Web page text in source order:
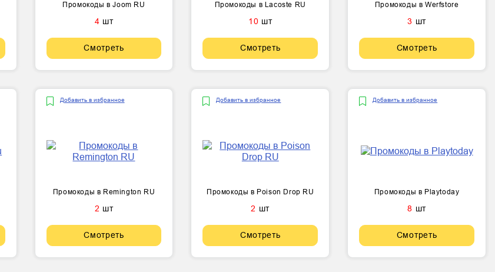
Промокоды в Joom RU
4 шт
Смотреть
Промокоды в Lacoste RU
10 шт
Смотреть
Промокоды в Werfstore
3 шт
Смотреть
Добавить в избранное
Промокоды в Remington RU
2 шт
Смотреть
Добавить в избранное
Промокоды в Poison Drop RU
2 шт
Смотреть
Добавить в избранное
Промокоды в Playtoday
8 шт
Смотреть